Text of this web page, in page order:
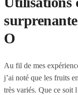
O
Au fil de mes
j’ai noté que les fruits
très variés. Que ce soit